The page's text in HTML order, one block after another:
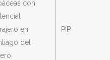
con
en
del
PIP